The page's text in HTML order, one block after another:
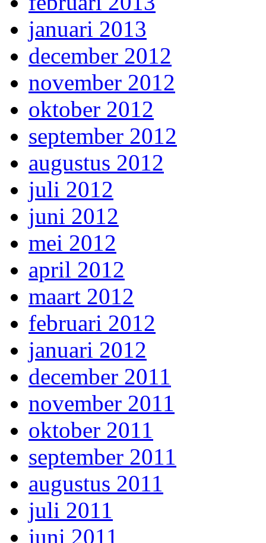
januari 2013
december 2012
november 2012
oktober 2012
september 2012
augustus 2012
juli 2012
juni 2012
mei 2012
april 2012
maart 2012
februari 2012
januari 2012
december 2011
november 2011
oktober 2011
september 2011
augustus 2011
juli 2011
juni 2011